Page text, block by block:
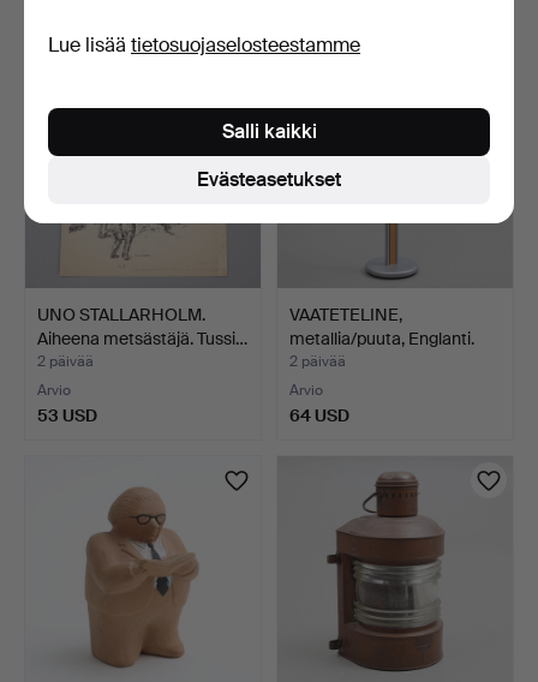
UNO STALLARHOLM.
Aiheena metsästäjä. Tussi…
2 päivää
Arvio
53 USD
VAATETELINE,
metallia/puuta, Englanti.
2 päivää
Arvio
64 USD
Lue lisää tietosuojaselosteestamme
Evästeasetukset
Salli kaikki